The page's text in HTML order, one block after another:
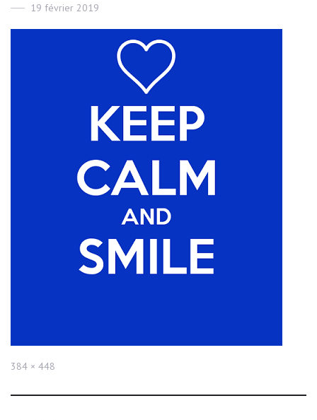
Posted
19 février 2019
Full
384 × 448